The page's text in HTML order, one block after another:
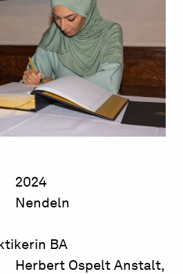
2024
Nendeln
BA
Herbert Ospelt Anstalt,